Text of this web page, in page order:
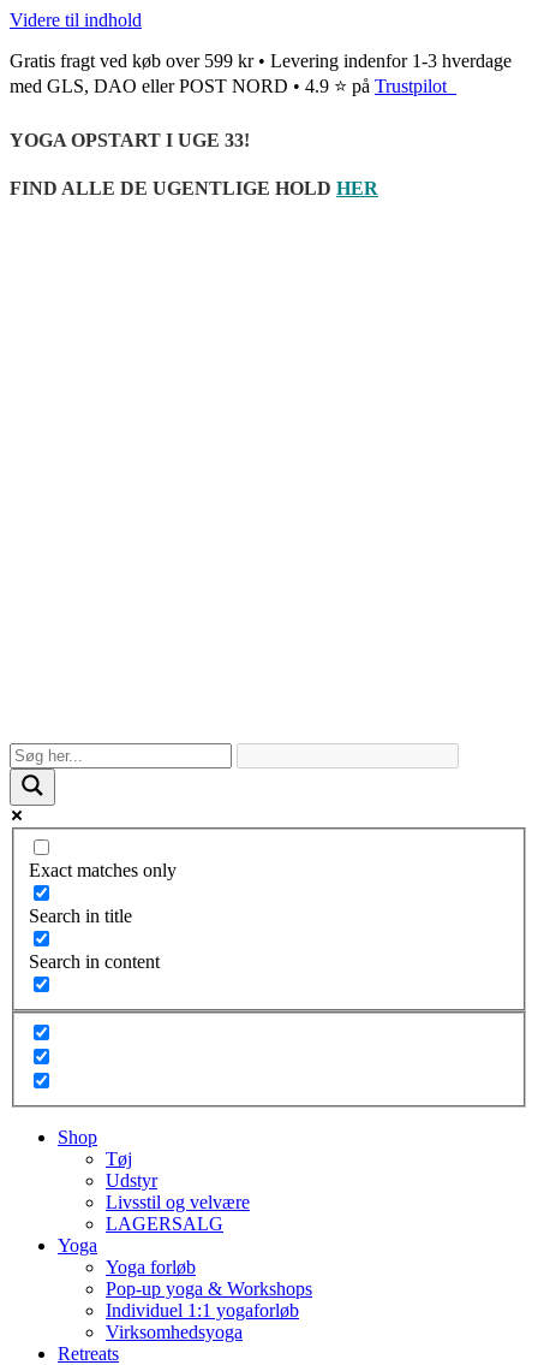
Videre til indhold
Gratis fragt ved køb over 599 kr • Levering indenfor 1-3 hverdage
med GLS, DAO eller POST NORD • 4.9 ⭐ på Trustpilot
YOGA OPSTART I UGE 33!
FIND ALLE DE UGENTLIGE HOLD HER
Exact matches only
Search in title
Search in content
Shop
Tøj
Udstyr
Livsstil og velvære
LAGERSALG
Yoga
Yoga forløb
Pop-up yoga & Workshops
Individuel 1:1 yogaforløb
Virksomhedsyoga
Retreats